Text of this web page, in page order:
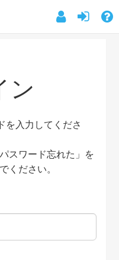
ン
を入力してくださ
スワード忘れた」を
ください。